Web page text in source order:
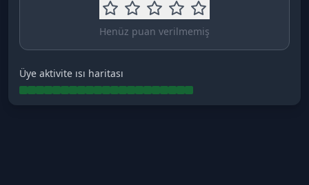
Henüz puan verilmemiş
Üye aktivite ısı haritası